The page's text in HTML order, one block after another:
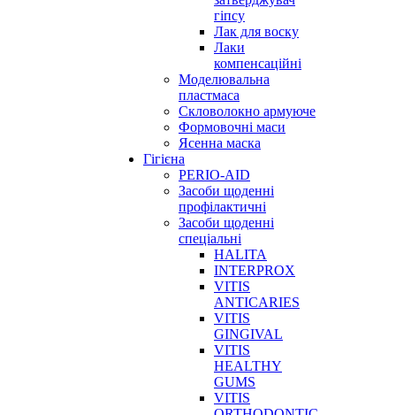
гіпсу
Лак для воску
Лаки
компенсаційні
Моделювальна
пластмаса
Скловолокно армуюче
Формовочні маси
Ясенна маска
Гігієна
PERIO-AID
Засоби щоденні
профілактичні
Засоби щоденні
спеціальні
HALITA
INTERPROX
VITIS
ANTICARIES
VITIS
GINGIVAL
VITIS
HEALTHY
GUMS
VITIS